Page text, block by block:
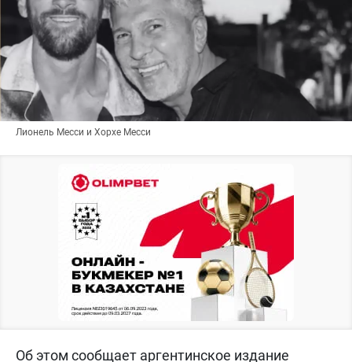
Лионель Месси и Хорхе Месси
Об этом сообщает аргентинское издание